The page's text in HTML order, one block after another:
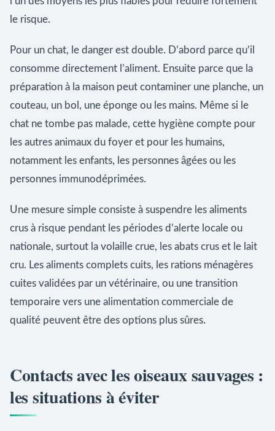
le risque.
Pour un chat, le danger est double. D’abord parce qu’il
consomme directement l’aliment. Ensuite parce que la
préparation à la maison peut contaminer une planche, un
couteau, un bol, une éponge ou les mains. Même si le
chat ne tombe pas malade, cette hygiène compte pour
les autres animaux du foyer et pour les humains,
notamment les enfants, les personnes âgées ou les
personnes immunodéprimées.
Une mesure simple consiste à suspendre les aliments
crus à risque pendant les périodes d’alerte locale ou
nationale, surtout la volaille crue, les abats crus et le lait
cru. Les aliments complets cuits, les rations ménagères
cuites validées par un vétérinaire, ou une transition
temporaire vers une alimentation commerciale de
qualité peuvent être des options plus sûres.
Contacts avec les oiseaux sauvages :
les situations à éviter